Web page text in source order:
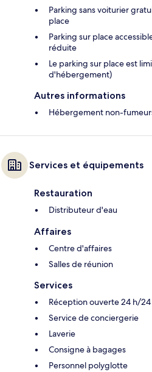
Parking sans voiturier
place
Parking sur place
réduite
Le parking sur place est
d'hébergement)
Autres informations
Hébergement non-
Services et équipements
Restauration
Distributeur d'eau
Affaires
Centre d'affaires
Salles de réunion
Services
Réception ouverte 24 h/24
Service de conciergerie
Laverie
Consigne à bagages
Personnel polyglotte